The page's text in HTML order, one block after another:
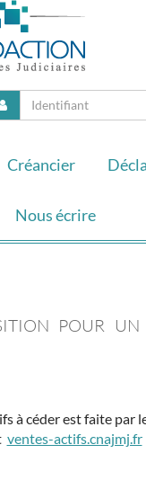
Créancier
Nous écrire
POUR UN
à céder est faite par
ventes-actifs.cnajmj.fr